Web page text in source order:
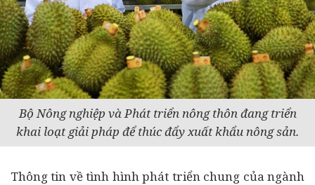
Bộ Nông nghiệp và Phát triển nông thôn đang triển
khai loạt giải pháp để thúc đẩy xuất khẩu nông sản.
Thông tin về tình hình phát triển chung của ngành